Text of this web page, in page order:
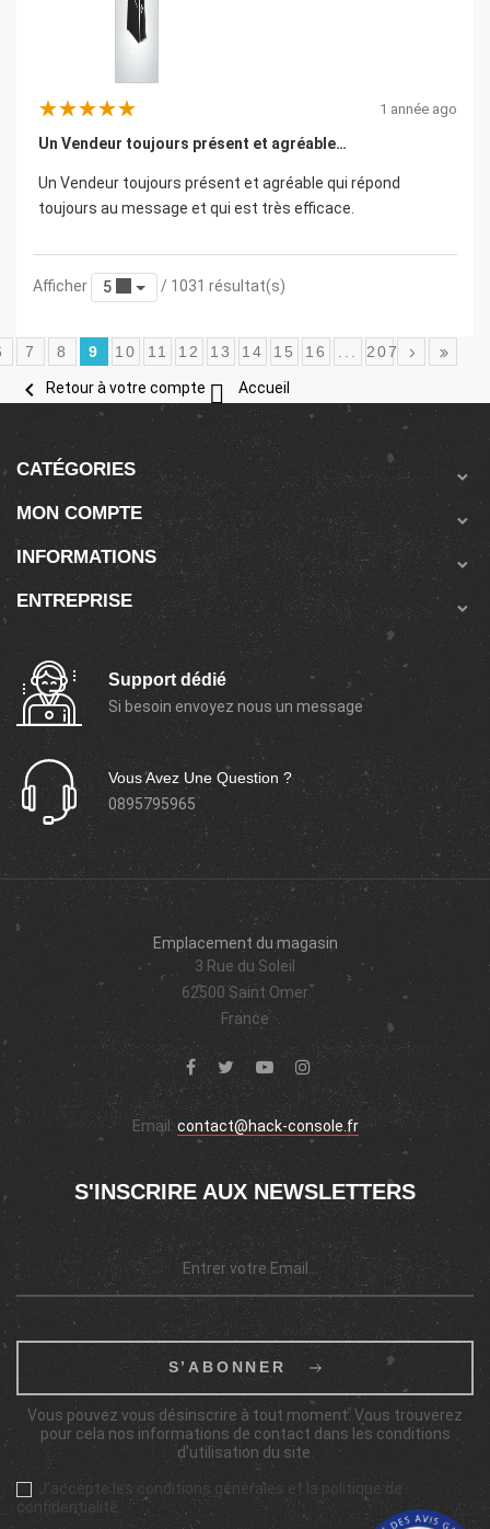
1 année ago
Un Vendeur toujours présent et agréable…
Un Vendeur toujours présent et agréable qui répond
toujours au message et qui est très efficace.
Afficher 5 / 1031 résultat(s)
7 8 9 10 11 12 13 14 15 16 207
 Retour à votre compte  Accueil
CATÉGORIES 
MON COMPTE 
INFORMATIONS 
ENTREPRISE 
Support dédié
Si besoin envoyez nous un message
Vous Avez Une Question ?
0895795965
Emplacement du magasin
3 Rue du Soleil
62500 Saint Omer
France
Email:contact@hack-console.fr
S'INSCRIRE AUX NEWSLETTERS
S’ABONNER
Vous pouvez vous désinscrire à tout moment. Vous trouverez
pour cela nos informations de contact dans les conditions
d'utilisation du site.
J'accepte les conditions générales et la politique de
confidentialité